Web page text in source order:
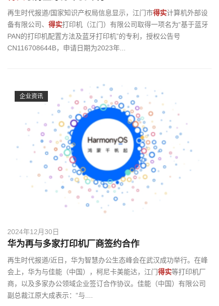
再生时代报道/国家知识产权局信息显示，江门市得实计算机外部设
备有限公司、 得实打印机（江门）有限公司取得一项名为“基于蓝牙
PAN的打印机配置方法及蓝牙打印机”的专利，授权公告号
CN116708644B，申请日期为2023年...
企业资讯
2024年12月30日
华为再与多家打印机厂商签约合作
再生时代报道/近日，华为智慧办公生态峰会在武汉成功举行。在峰
会上，华为与佳能（中国），柯尼卡美能达，江门得实等打印机厂
商，以及多家办公领域企业签订合作协议。佳能（中国）有限公司
副总裁江原大成表示：“与....